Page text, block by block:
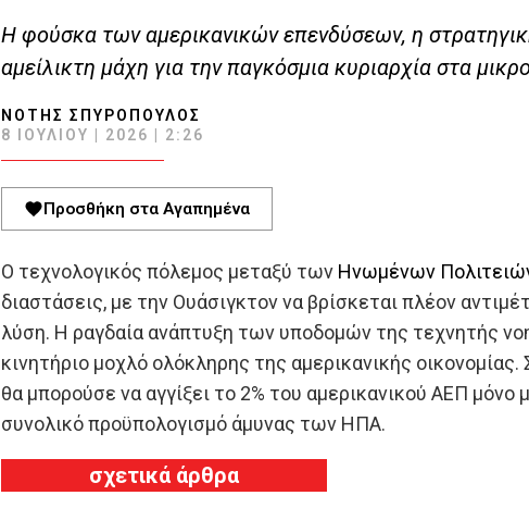
Η φούσκα των αμερικανικών επενδύσεων, η
αμείλικτη μάχη για την παγκόσμια κυριαρχία στα
ΝΌΤΗΣ ΣΠΥΡΌΠΟΥΛΟΣ
8 ΙΟΥΛΊΟΥ | 2026 | 2:26
Προσθήκη στα Αγαπημένα
Ο τεχνολογικός πόλεμος μεταξύ των Ηνωμένων
διαστάσεις, με την Ουάσιγκτον να βρίσκεται πλέον
λύση. Η ραγδαία ανάπτυξη των υποδομών της τεχνητής
κινητήριο μοχλό ολόκληρης της αμερικανικής
θα μπορούσε να αγγίξει το 2% του αμερικανικού ΑΕΠ
συνολικό προϋπολογισμό άμυνας των ΗΠΑ.
σχετικά άρθρα